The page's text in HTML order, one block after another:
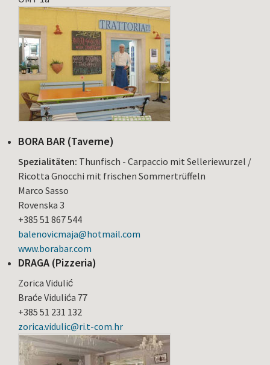
BORA BAR (Taverne)
Spezialitäten: Thunfisch - Carpaccio mit Selleriewurzel /
Ricotta Gnocchi mit frischen Sommertrüffeln
Marco Sasso
Rovenska 3
+385 51 867 544
balenovicmaja@hotmail.com
www.borabar.com
DRAGA (Pizzeria)
Zorica Vidulić
Braće Vidulića 77
+385 51 231 132
zorica.vidulic@ri.t-com.hr